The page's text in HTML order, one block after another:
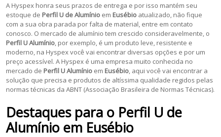
A Hyspex honra seus prazos de entrega e por isso mantém seu
estoque de Perfil U de Alumínio em Eusébio atualizado, não fique
com a sua obra parada por falta de material, entre em contato
conosco. O mercado de alumínio tem crescido consideravelmente, o
Perfil U Alumínio, por exemplo, é um produto leve, resistente e
moderno, na Hyspex você vai encontrar diversas opções e por um
preço acessível. A Hyspex é uma empresa muito conhecida no
mercado de Perfil U Alumínio em Eusébio, aqui você vai encontrar a
solução que precisa e produtos de altíssima qualidade regidos pelas
normas técnicas da ABNT (Associação Brasileira de Normas Técnicas).
Destaques para o Perfil U de
Alumínio em Eusébio